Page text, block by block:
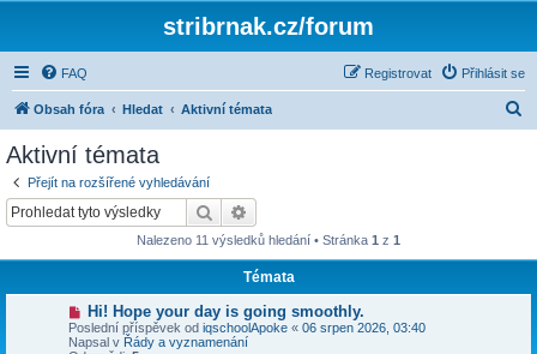
stribrnak.cz/forum
FAQ Přihlásit se
Registrovat
Obsah fóra Hledat Aktivní témata
Aktivní témata
Přejít na rozšířené vyhledávání
Hledat
Nalezeno 11 výsledků hledání • Stránka 1 z 1
Témata
N
o
v
ý
Hi! Hope your day is going smoothly.
Poslední příspěvek od iqschoolApoke « 06 srpen 2026, 03:40
Napsal v Řády a vyznamenání